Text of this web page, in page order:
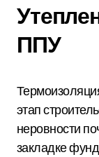
ППУ
этап
неровности
закладке